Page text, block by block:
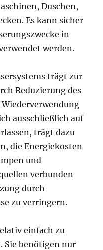
Duschen,
Es kann sicher
in
werden.
trägt zur
Reduzierung des
Wiederverwendung
ausschließlich auf
trägt dazu
die Energiekosten
und
verbunden
durch
zu verringern.
einfach zu
Sie benötigen nur